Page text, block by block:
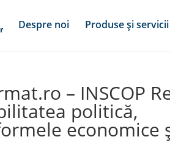
Despre noi Produse și servicii
– INSCOP
politică,
economice